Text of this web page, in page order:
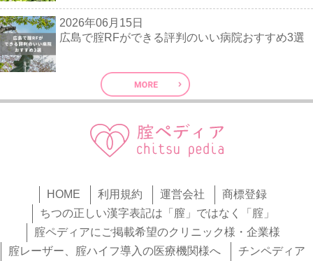
2026年06月15日
広島で腟RFができる評判のいい病院おすすめ3選
HOME 利用規約 運営会社
商標登録
ちつの正しい漢字表記は「膣」ではなく「腟」
腟ペディアにご掲載希望のクリニック様・企業様
腟レーザー、腟ハイフ導入の医療機関様へ
チンペディア